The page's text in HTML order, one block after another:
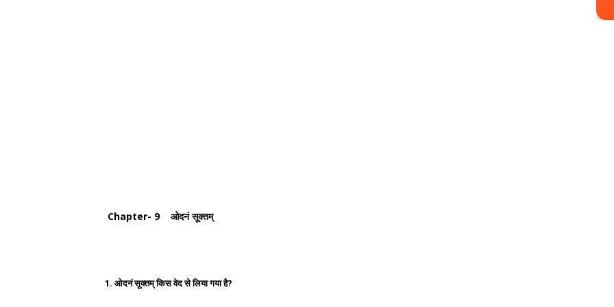
Chapter- 9 ओदनं सूक्तम्
1. ओदनं सूक्तम् किस वेद से लिया गया है?